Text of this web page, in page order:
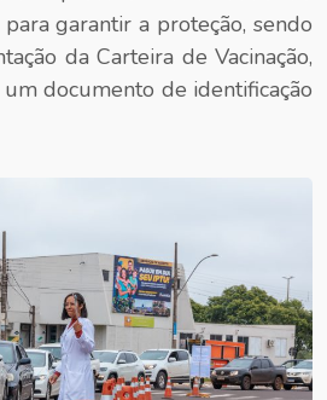
garantir a proteção, sendo
da Carteira de Vacinação,
documento de identificação